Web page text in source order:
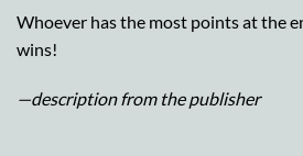
Whoever has the most points at the
wins!
—description from the publisher